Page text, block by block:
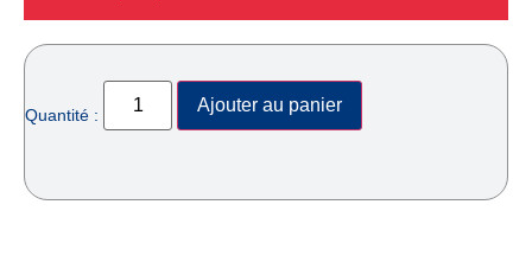
Quantité : Ajouter au panier